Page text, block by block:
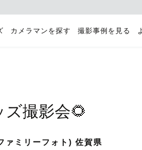
カメラマンを探す 撮影事例を見る
ズ撮影会🌻
ァミリーフォト) 佐賀県